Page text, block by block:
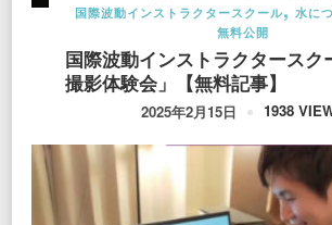
国際波動インストラクタースクール
水に
無料公開
国際波動インストラクタースク
撮影体験会」【無料記事】
2025年2月15日 1938